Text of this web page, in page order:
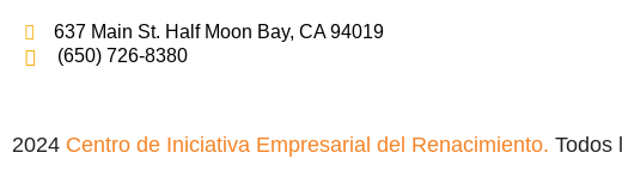
637 Main St. Half Moon Bay, CA 94019
(650) 726-8380
2024 Centro de Iniciativa Empresarial del Renacimiento. Todos